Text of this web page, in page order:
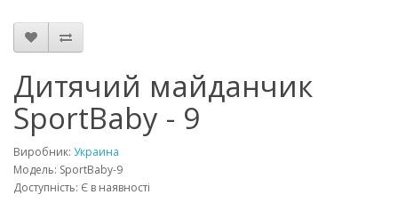
Дитячий майданчик
SportBaby - 9
Виробник: Украина
Модель: SportBaby-9
Доступність: Є в наявності